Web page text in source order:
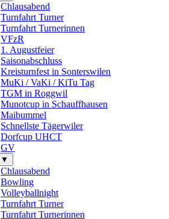
Chlausabend
Turnfahrt Turner
Turnfahrt Turnerinnen
VFzR
1. Augustfeier
Saisonabschluss
Kreisturnfest in Sonterswilen
MuKi / VaKi / KiTu Tag
TGM in Roggwil
Munotcup in Schauffhausen
Maibummel
Schnellste Tägerwiler
Dorfcup UHCT
GV
▼
Chlausabend
Bowling
Volleyballnight
Turnfahrt Turner
Turnfahrt Turnerinnen